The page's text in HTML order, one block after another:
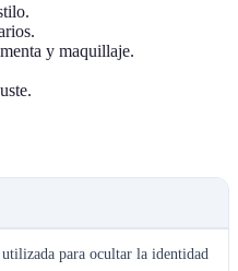
y maquillaje.
para ocultar la identidad